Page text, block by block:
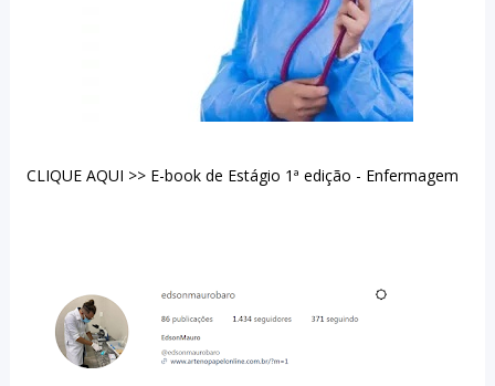
CLIQUE AQUI >> E-book de Estágio 1ª edição - Enfermagem